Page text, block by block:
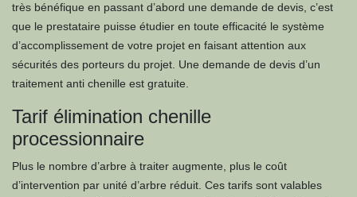
très bénéfique en passant d’abord une demande de devis, c’est
que le prestataire puisse étudier en toute efficacité le système
d’accomplissement de votre projet en faisant attention aux
sécurités des porteurs du projet. Une demande de devis d’un
traitement anti chenille est gratuite.
Tarif élimination chenille
processionnaire
Plus le nombre d’arbre à traiter augmente, plus le coût
d’intervention par unité d’arbre réduit. Ces tarifs sont valables